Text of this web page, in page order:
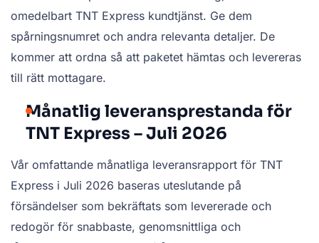
omedelbart TNT Express kundtjänst. Ge dem
spårningsnumret och andra relevanta detaljer. De
kommer att ordna så att paketet hämtas och levereras
till rätt mottagare.
Månatlig leveransprestanda för
TNT Express – Juli 2026
Vår omfattande månatliga leveransrapport för TNT
Express i Juli 2026 baseras uteslutande på
försändelser som bekräftats som levererade och
redogör för snabbaste, genomsnittliga och